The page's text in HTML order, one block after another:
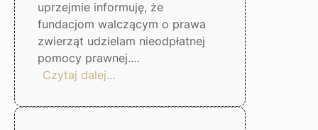
uprzejmie informuję, że
fundacjom walczącym o prawa
zwierząt udzielam nieodpłatnej
pomocy prawnej.…
Czytaj dalej…
bono